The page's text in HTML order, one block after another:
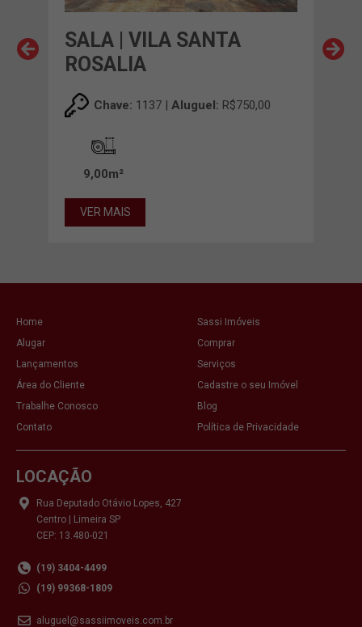
SALA | VILA SANTA
ROSALIA
Chave: 1137 | Aluguel: R$750,00
9,00m²
VER MAIS
Home
Sassi Imóveis
Alugar
Comprar
Lançamentos
Serviços
Área do Cliente
Cadastre o seu Imóvel
Trabalhe Conosco
Blog
Contato
Política de Privacidade
LOCAÇÃO
Rua Deputado Otávio Lopes, 427
Centro | Limeira SP
CEP: 13.480-021
(19) 3404-4499
(19) 99368-1809
aluguel@sassiimoveis.com.br